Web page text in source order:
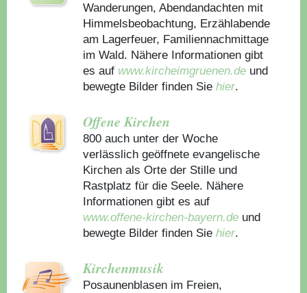
Wanderungen, Abendandachten mit
Himmelsbeobachtung, Erzählabende
am Lagerfeuer, Familiennachmittage
im Wald. Nähere Informationen gibt
es auf www.kircheimgruenen.de und
bewegte Bilder finden Sie hier.
Offene Kirchen
800 auch unter der Woche
verlässlich geöffnete evangelische
Kirchen als Orte der Stille und
Rastplatz für die Seele. Nähere
Informationen gibt es auf
www.offene-kirchen-bayern.de und
bewegte Bilder finden Sie hier.
Kirchenmusik
Posaunenblasen im Freien,